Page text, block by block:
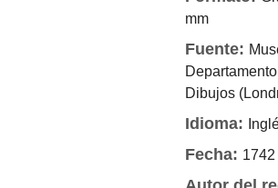
mm
Fuente:
Dibujos
Idioma:
Fecha: 1742